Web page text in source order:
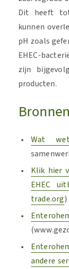
Dit heeft
kunnen
pH zoals
EHEC-
zijn
producten.
Bronnen
Wat
Klik hier
EHEC
trade.org)
andere